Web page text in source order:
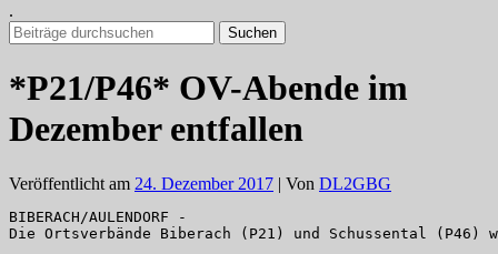
.
Suchen
nach:
*P21/P46* OV-Abende im
Dezember entfallen
Veröffentlicht am 24. Dezember 2017 | Von DL2GBG
BIBERACH/AULENDORF -
Die Ortsverbände Biberach (P21) und Schussental (P46)